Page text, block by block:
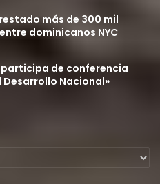
más de 300 mil
dominicanos NYC
participa de conferencia
Desarrollo Nacional»